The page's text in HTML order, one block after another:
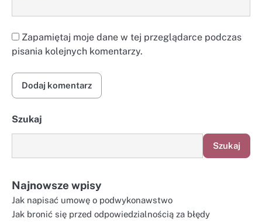
Zapamiętaj moje dane w tej przeglądarce podczas
pisania kolejnych komentarzy.
Szukaj
Szukaj
Najnowsze wpisy
Jak napisać umowę o podwykonawstwo
Jak bronić się przed odpowiedzialnością za błędy